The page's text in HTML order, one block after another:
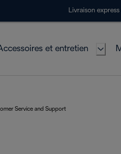
Livraison
et entretien
Service and Support